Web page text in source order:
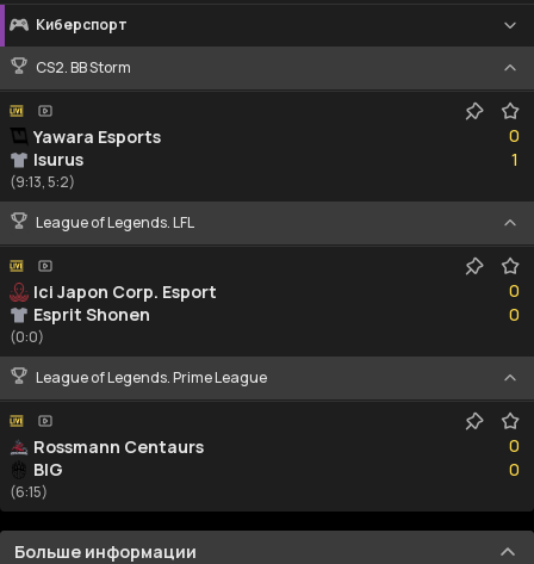
Киберспорт
CS2. BB Storm
Yawara Esports
Isurus
0
0
1
1
(9:13, 5:2)
League of Legends. LFL
Ici Japon Corp. Esport
Esprit Shonen
0
0
0
0
(0:0)
League of Legends. Prime League
Rossmann Centaurs
BIG
0
0
0
0
(6:15)
Больше информации